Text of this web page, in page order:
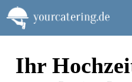
Zum
Inhalt
springen
Ihr